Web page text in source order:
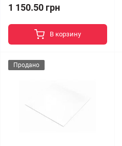
1 150.50 грн
В корзину
Продано